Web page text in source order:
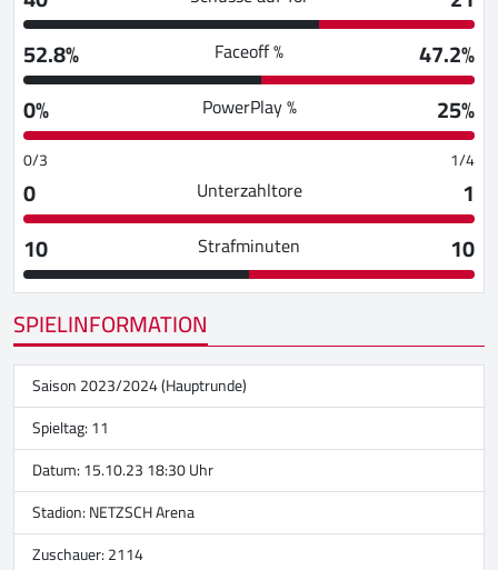
52.8%
Faceoff %
47.2%
0%
PowerPlay % 25%
0/3 1/4
0 Unterzahltore
1
10
Strafminuten
10
SPIELINFORMATION
Saison 2023/2024 (Hauptrunde)
Spieltag: 11
Datum: 15.10.23 18:30 Uhr
Stadion:NETZSCH Arena
Zuschauer: 2114